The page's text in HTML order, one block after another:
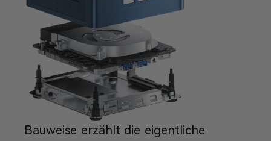
Bauweise erzählt die eigentliche